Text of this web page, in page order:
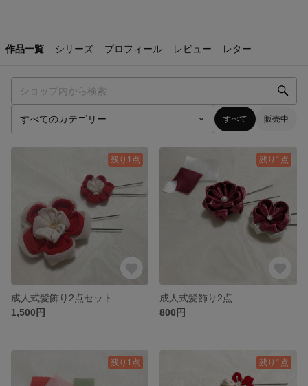
作品一覧 シリーズ プロフィール レビュー レター
すべて 販売中
残り1点
成人式髪飾り2点セット
1,500円
残り1点
成人式髪飾り2点
800円
残り1点 残り1点